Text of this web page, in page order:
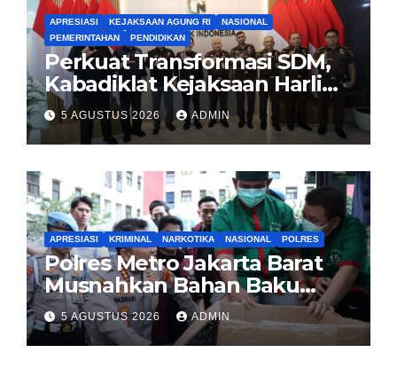
APRESIASI KEJAKSAAN AGUNG RI
NASIONAL
PEMERINTAHAN
PENDIDIKAN
Perkuat Transformasi SDM,
Kabadiklat Kejaksaan Harli
Siregar Jalin Sinergi dengan
LAN RI
5 AGUSTUS 2026 ADMIN
APRESIASI KRIMINAL NARKOTIKA NASIONAL POLRES
Polres Metro Jakarta Barat
Musnahkan Bahan Baku
Narkotika 1,1 Ton
Carisoprodol, Selamatkan 3,5
Juta Jiwa
5 AGUSTUS 2026 ADMIN